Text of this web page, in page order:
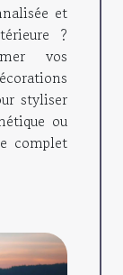
et
?
vos
styliser
ou
complet